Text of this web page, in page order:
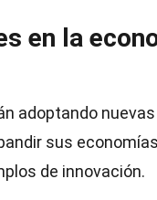
en la
adoptando
sus
de innovación.